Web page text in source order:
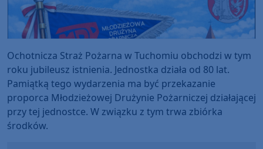
Ochotnicza Straż Pożarna w Tuchomiu obchodzi w tym
roku jubileusz istnienia. Jednostka działa od 80 lat.
Pamiątką tego wydarzenia ma być przekazanie
proporca Młodzieżowej Drużynie Pożarniczej działającej
przy tej jednostce. W związku z tym trwa zbiórka
środków.